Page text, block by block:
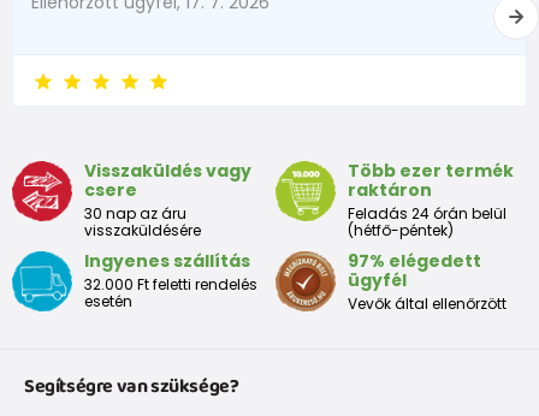
Visszaküldés vagy
csere
30 nap az áru
visszaküldésére
Több ezer termék
raktáron
Feladás 24 órán belül
(hétfő-péntek)
Ingyenes szállítás
32.000 Ft feletti rendelés
esetén
97% elégedett
ügyfél
Vevők által ellenőrzött
Segítségre van szüksége?